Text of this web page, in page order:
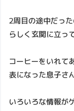
2周目の途中だっ
らしく玄関に立っ
コーヒーをいれて
表になった息子さ
いろいろな情報が